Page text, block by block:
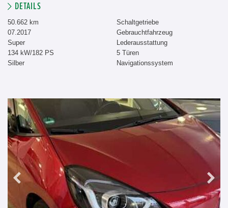
DETAILS
50.662 km
07.2017
Super
134 kW/182 PS
Silber
Schaltgetriebe
Gebrauchtfahrzeug
Lederausstattung
5 Türen
Navigationssystem